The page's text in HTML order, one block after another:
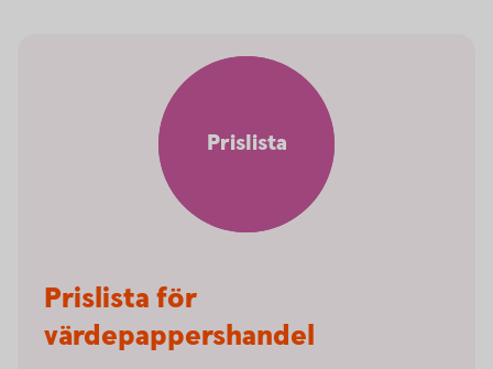
Prislista
Prislista för
värdepappershandel